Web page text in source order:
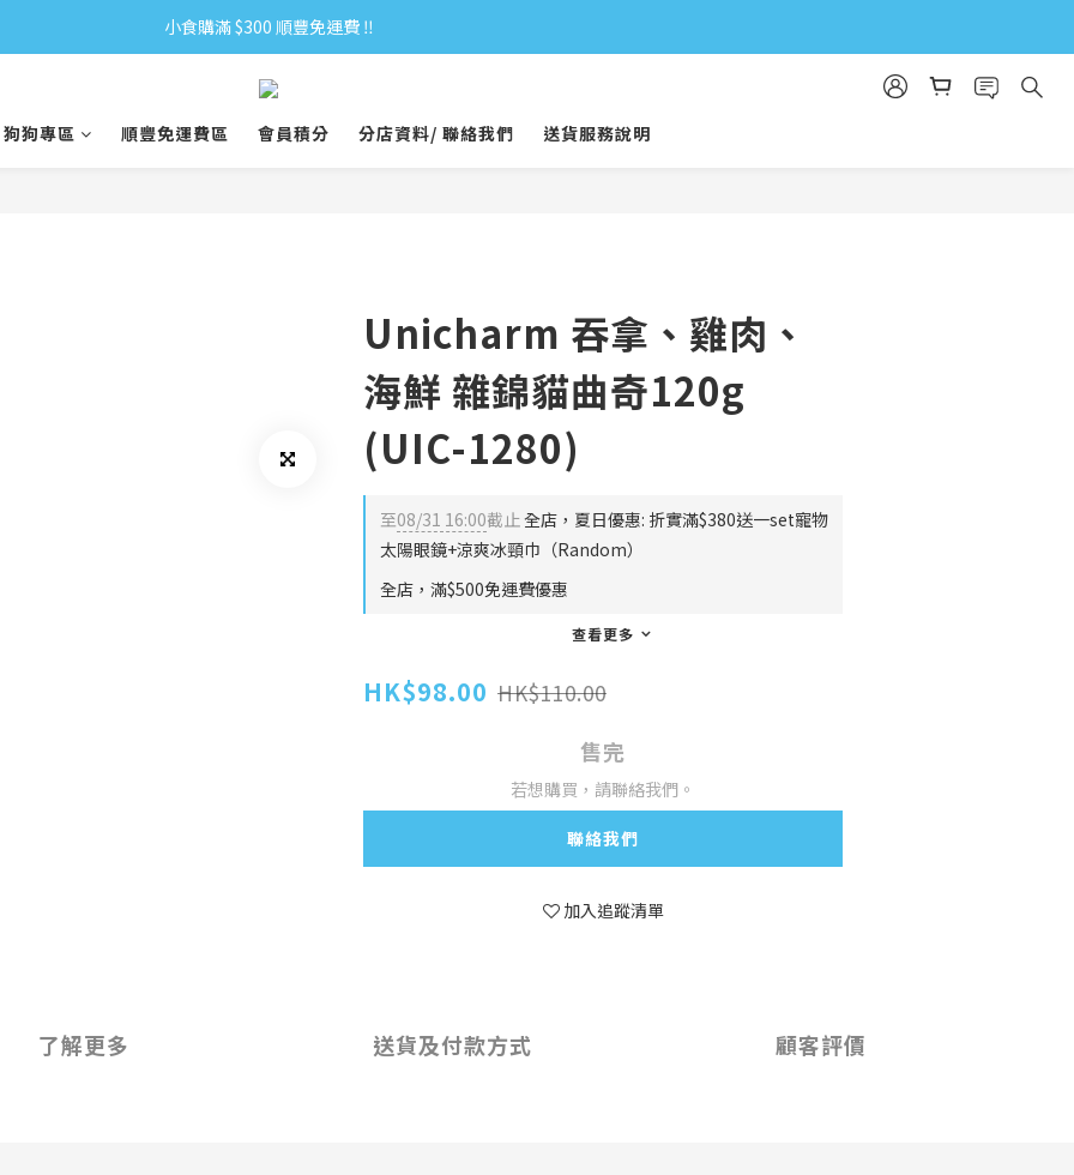
小食購滿 $300 順豐免運費 ‼
小食購滿 $300 順豐免運費 ‼
全單購滿 $500 免運費 ♥︎ 會員積分回贈 $1＝1Pt.
小食購滿 $300 順豐免運費 ‼
狗狗專區 順豐免運費區 會員積分 分店資料/ 聯絡我們 送貨服務說明
Unicharm 吞拿、雞肉、
海鮮 雜錦貓曲奇120g
(UIC-1280)
至08/31 16:00截止全店，夏日優惠: 折實滿$380送一set寵物
太陽眼鏡+涼爽冰頸巾（Random）
全店，滿$500免運費優惠
查看更多
HK$98.00 HK$110.00
售完
若想購買，請聯絡我們。
聯絡我們
加入追蹤清單
了解更多 送貨及付款方式 顧客評價